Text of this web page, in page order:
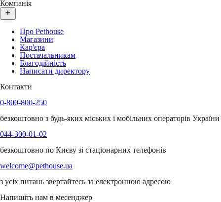
Компанія
Про Pethouse
Магазини
Кар'єра
Постачальникам
Благодійність
Написати директору
Контакти
0-800-800-250
безкоштовно з будь-яких міських і мобільних операторів України
044-300-01-02
безкоштовно по Києву зі стаціонарних телефонів
welcome@pethouse.ua
з усіх питань звертайтесь за електронною адресою
Напишіть нам в месенджер